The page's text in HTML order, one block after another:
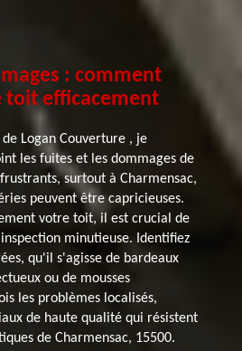
: comment
toit efficacement
Logan Couverture , je
les fuites et les dommages de
surtout à Charmensac,
peuvent être capricieuses.
votre toit, il est crucial de
minutieuse. Identifiez
qu'il s'agisse de bardeaux
ou de mousses
les problèmes localisés,
de haute qualité qui résistent
de Charmensac, 15500.